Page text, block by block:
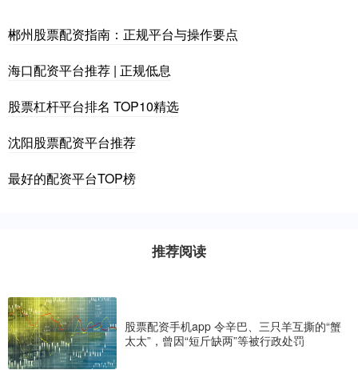
郴州股票配资指南：正规平台与操作要点
海口配资平台推荐 | 正规低息
股票杠杆平台排名 TOP10精选
沈阳股票配资平台推荐
最好的配资平台TOP榜
推荐阅读
股票配资手机app 令辛巴、三只羊互撕的“蟹
太太”，曾因“短斤缺两”等被行政处罚